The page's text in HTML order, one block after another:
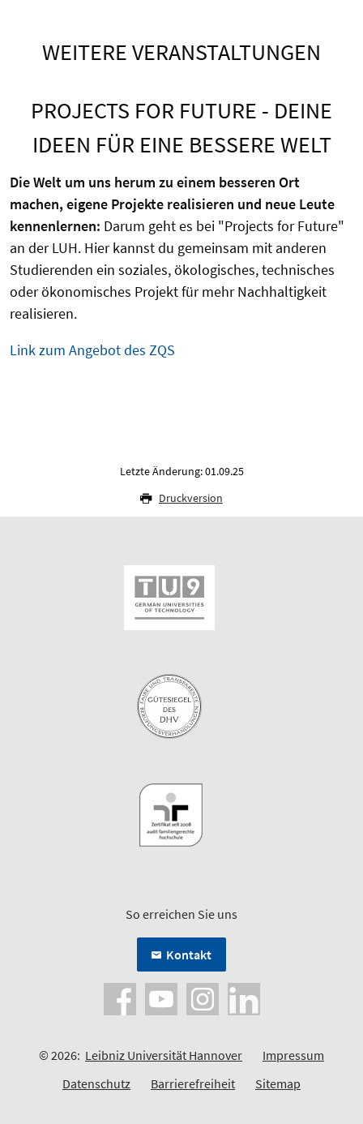
WEITERE VERANSTALTUNGEN
PROJECTS FOR FUTURE - DEINE
IDEEN FÜR EINE BESSERE WELT
Die Welt um uns herum zu einem besseren Ort
machen, eigene Projekte realisieren und neue Leute
kennenlernen: Darum geht es bei "Projects for Future"
an der LUH. Hier kannst du gemeinsam mit anderen
Studierenden ein soziales, ökologisches, technisches
oder ökonomisches Projekt für mehr Nachhaltigkeit
realisieren.
Link zum Angebot des ZQS
Letzte Änderung: 01.09.25
Druckversion
So erreichen Sie uns
Kontakt
© 2026: Leibniz Universität Hannover
Impressum
Datenschutz
Barrierefreiheit Sitemap